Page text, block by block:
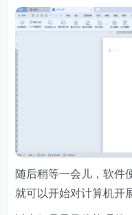
随后稍等一会儿，软件
就可以开始对计算机开